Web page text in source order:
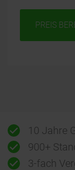
PREIS
10 Jahre
900+
3-fach